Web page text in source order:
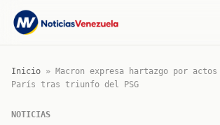
Inicio » Macron expresa hartazgo por
París tras triunfo del PSG
NOTICIAS